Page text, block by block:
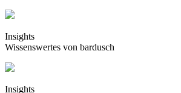
Insights
Wissenswertes von bardusch
Insights